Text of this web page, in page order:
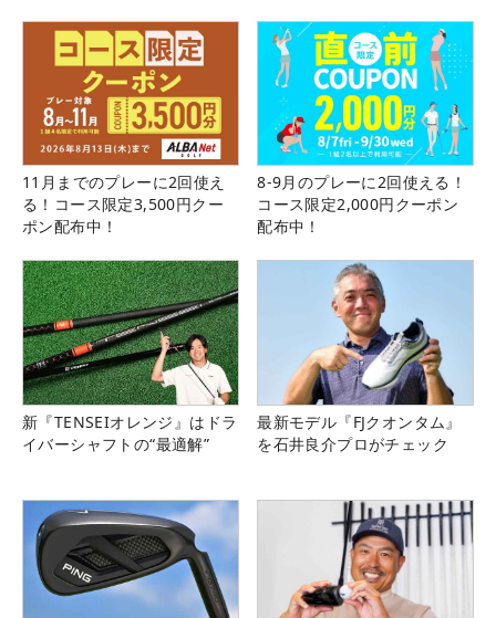
11月までのプレーに2回使え
る！コース限定3,500円クー
ポン配布中！
8-9月のプレーに2回使える！
コース限定2,000円クーポン
配布中！
新『TENSEIオレンジ』はドラ
イバーシャフトの“最適解”
最新モデル『FJクオンタム』
を石井良介プロがチェック